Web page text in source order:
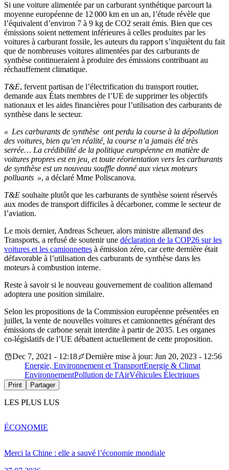
Si une voiture alimentée par un carburant synthétique parcourt la
moyenne européenne de 12 000 km en un an, l’étude révèle que
l’équivalent d’environ 7 à 9 kg de CO2 serait émis. Bien que ces
émissions soient nettement inférieures à celles produites par les
voitures à carburant fossile, les auteurs du rapport s’inquiètent du fait
que de nombreuses voitures alimentées par des carburants de
synthèse continueraient à produire des émissions contribuant au
réchauffement climatique.
T&E, fervent partisan de l’électrification du transport routier,
demande aux États membres de l’UE de supprimer les objectifs
nationaux et les aides financières pour l’utilisation des carburants de
synthèse dans le secteur.
« Les carburants de synthèse ont perdu la course à la dépollution
des voitures, bien qu’en réalité, la course n’a jamais été très
serrée… La crédibilité de la politique européenne en matière de
voitures propres est en jeu, et toute réorientation vers les carburants
de synthèse est un nouveau souffle donné aux vieux moteurs
polluants », a déclaré Mme Poliscanova.
T&E souhaite plutôt que les carburants de synthèse soient réservés
aux modes de transport difficiles à décarboner, comme le secteur de
l’aviation.
Le mois dernier, Andreas Scheuer, alors ministre allemand des
Transports, a refusé de soutenir une déclaration de la COP26 sur les
voitures et les camionnettes à émission zéro, car cette dernière était
défavorable à l’utilisation des carburants de synthèse dans les
moteurs à combustion interne.
Reste à savoir si le nouveau gouvernement de coalition allemand
adoptera une position similaire.
Selon les propositions de la Commission européenne présentées en
juillet, la vente de nouvelles voitures et camionnettes générant des
émissions de carbone serait interdite à partir de 2035. Les organes
co-législatifs de l’UE débattent actuellement de cette proposition.
Dec 7, 2021 - 12:18
Dernière mise à jour: Jun 20, 2023 - 12:56
Energie, Environnement et TransportEnergie & Climat
EnvironnementPollution de l'AirVéhicules Électriques
Print Partager
LES PLUS LUS
Merci la Chine : elle a sauvé l’économie mondiale
ÉCONOMIE